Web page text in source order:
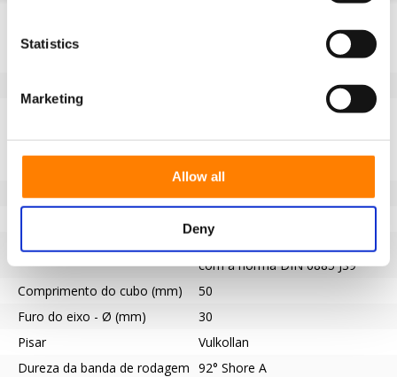
Statistics
Marketing
Allow all
Deny
Especificações
Diâmetro da roda (mm)
150
Tipo de rolamento
Ranhura de chaveta de acordo
com a norma DIN 6885 JS9
Comprimento do cubo (mm)
50
Furo do eixo - Ø (mm)
30
Pisar
Vulkollan
Dureza da banda de rodagem 92° Shore A